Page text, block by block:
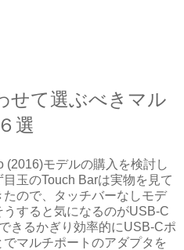
せて選ぶべきマル
選
(2016)モデルの購入を検討し
玉のTouch Barは実物を見て
ので、タッチバーなしモデ
すると気になるのがUSB-C
きるかぎり効率的にUSB-Cポ
マルチポートのアダプタを